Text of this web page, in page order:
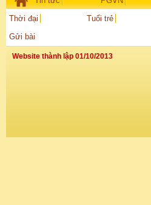
Thời đại
Tuổi trẻ
Gửi bài
Website thành lập 01/10/2013